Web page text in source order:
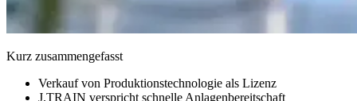
Kurz zusammengefasst
Verkauf von Produktionstechnologie als Lizenz
J.TRAIN verspricht schnelle Anlagenbereitschaft